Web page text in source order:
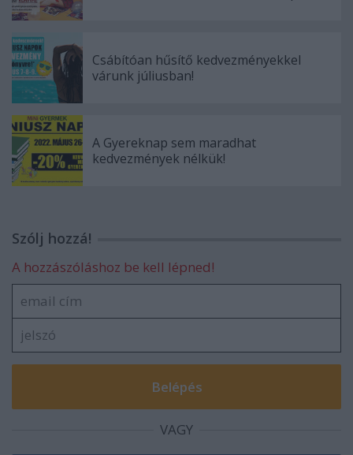
Csábítóan hűsítő kedvezményekkel
várunk júliusban!
A Gyereknap sem maradhat
kedvezmények nélkük!
Szólj hozzá!
A hozzászóláshoz be kell lépned!
VAGY